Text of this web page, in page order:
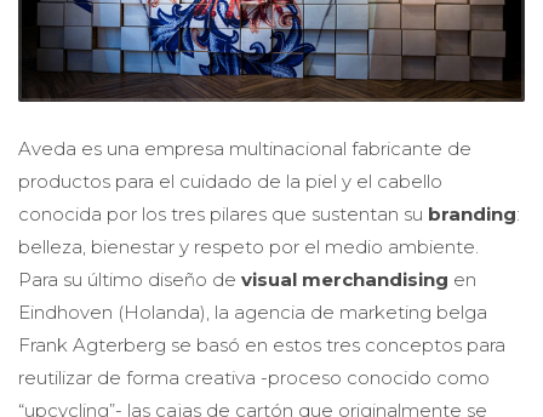
Aveda es una empresa multinacional fabricante de
productos para el cuidado de la piel y el cabello
conocida por los tres pilares que sustentan su branding:
belleza, bienestar y respeto por el medio ambiente.
Para su último diseño de visual merchandising en
Eindhoven (Holanda), la agencia de marketing belga
Frank Agterberg se basó en estos tres conceptos para
reutilizar de forma creativa -proceso conocido como
“upcycling”- las cajas de cartón que originalmente se